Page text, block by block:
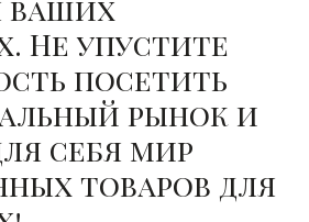
ваших
Не упустите
посетить
рынок и
себя мир
товаров для